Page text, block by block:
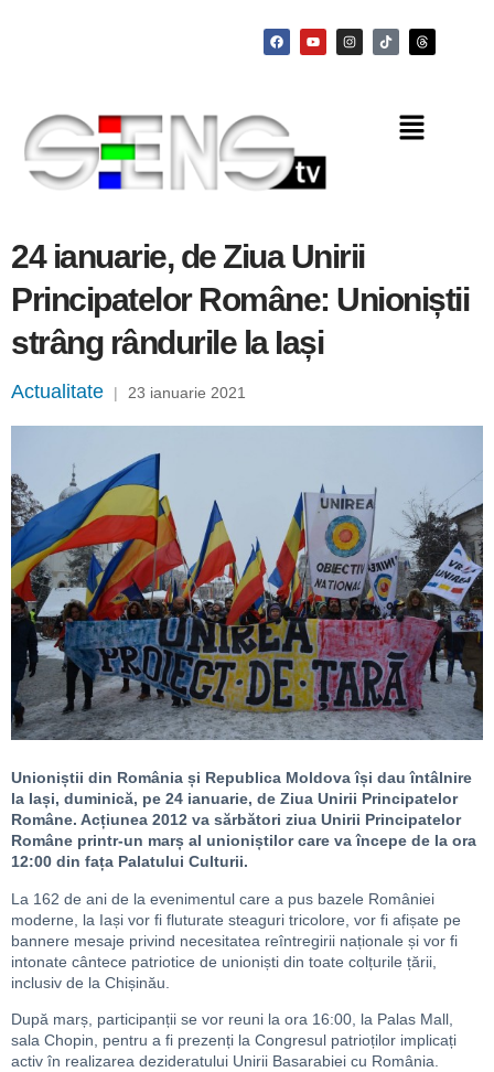
24 ianuarie, de Ziua Unirii
Principatelor Române: Unioniștii
strâng rândurile la Iași
Actualitate | 23 ianuarie 2021
Unioniștii din România și Republica Moldova își dau întâlnire
la Iași, duminică, pe 24 ianuarie, de Ziua Unirii Principatelor
Române. Acțiunea 2012 va sărbători ziua Unirii Principatelor
Române printr-un marș al unioniștilor care va începe de la ora
12:00 din fața Palatului Culturii.
La 162 de ani de la evenimentul care a pus bazele României
moderne, la Iași vor fi fluturate steaguri tricolore, vor fi afișate pe
bannere mesaje privind necesitatea reîntregirii naționale și vor fi
intonate cântece patriotice de unioniști din toate colțurile țării,
inclusiv de la Chișinău.
După marș, participanții se vor reuni la ora 16:00, la Palas Mall,
sala Chopin, pentru a fi prezenți la Congresul patrioților implicați
activ în realizarea dezideratului Unirii Basarabiei cu România.